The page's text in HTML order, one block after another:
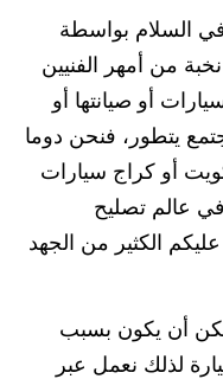
السلام بواسطة
من أمهر الفنيين
أو صيانتها أو
يتطور، فنحن دوما
أو كراج سيارات
عالم تصليح
الكثير من الجهد
أن يكون بسبب
لذلك نعمل عبر